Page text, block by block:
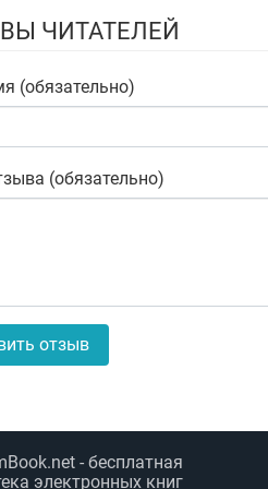
ЧИТАТЕЛЕЙ
(обязательно)
(обязательно)
отзыв
- бесплатная
электронных книг